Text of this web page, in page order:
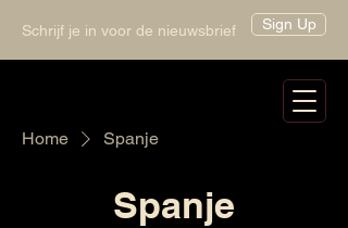
Schrijf je in voor de nieuwsbrief Sign Up
Home Spanje
Spanje